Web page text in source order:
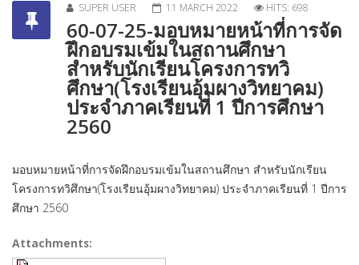
SUPER USER 11 MARCH 2022 HITS: 698
60-07-25-มอบหมายหน้าที่การจัด
ฝึกอบรมเข้มในสถานศึกษา
สำหรับนักเรียนโครงการทวิ
ศึกษา(โรงเรียนอุ้มผางวิทยาคม)
ประจำภาคเรียนที่ 1 ปีการศึกษา
2560
มอบหมายหน้าที่การจัดฝึกอบรมเข้มในสถานศึกษา สำหรับนักเรียน
โครงการทวิศึกษา(โรงเรียนอุ้มผางวิทยาคม) ประจำภาคเรียนที่ 1 ปีการ
ศึกษา 2560
Attachments: